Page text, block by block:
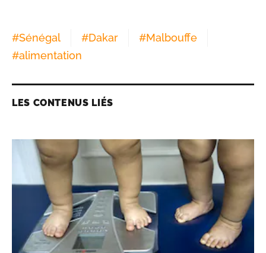
#Sénégal #Dakar #Malbouffe
#alimentation
LES CONTENUS LIÉS